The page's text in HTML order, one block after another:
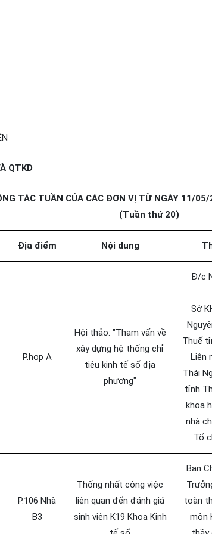
QTKD
TÁC TUẦN CỦA CÁC ĐƠN VỊ TỪ NGÀY 11/
(Tuần thứ 20)
Địa điểm Nội dung
P.họp A
Hội thảo: "Tham vấn về
xây dựng hệ thống chỉ
tiêu kinh tế số địa
phương"
Đ/c
Sở
Thuế
Liên
Thái
tỉnh
khoa
nhà
Tổ
P.106 Nhà
B3
Thống nhất công việc
liên quan đến đánh giá
sinh viên K19 Khoa Kinh
Ban
toàn
môn